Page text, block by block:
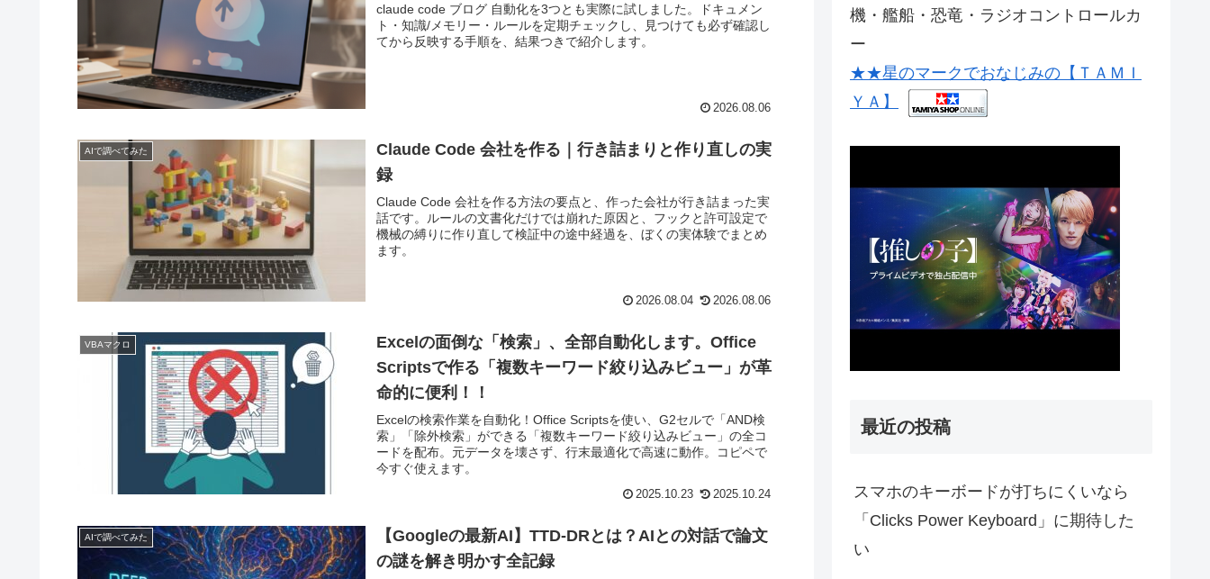
claude code ブログ 自動化を3つとも実際に試しました。ドキュメン
ト・知識/メモリー・ルールを定期チェックし、見つけても必ず確認し
てから反映する手順を、結果つきで紹介します。
2026.08.06
AIで調べてみた
Claude Code 会社を作る｜行き詰まりと作り直しの実
録
Claude Code 会社を作る方法の要点と、作った会社が行き詰まった実
話です。ルールの文書化だけでは崩れた原因と、フックと許可設定で
機械の縛りに作り直して検証中の途中経過を、ぼくの実体験でまとめ
ます。
2026.08.04 2026.08.06
VBAマクロ
Excelの面倒な「検索」、全部自動化します。Office
Scriptsで作る「複数キーワード絞り込みビュー」が革
命的に便利！！
Excelの検索作業を自動化！Office Scriptsを使い、G2セルで「AND検
索」「除外検索」ができる「複数キーワード絞り込みビュー」の全コ
ードを配布。元データを壊さず、行末最適化で高速に動作。コピペで
今すぐ使えます。
2025.10.23 2025.10.24
AIで調べてみた
【Googleの最新AI】TTD-DRとは？AIとの対話で論文
の謎を解き明かす全記録
機・艦船・恐竜・ラジオコントロールカ
ー
★★星のマークでおなじみの【ＴＡＭＩ
ＹＡ】
最近の投稿
スマホのキーボードが打ちにくいなら
「Clicks Power Keyboard」に期待した
い